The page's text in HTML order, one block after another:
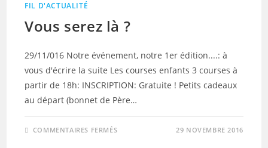
FIL D'ACTUALITÉ
Vous serez là ?
29/11/016 Notre événement, notre 1er édition....: à
vous d'écrire la suite Les courses enfants 3 courses à
partir de 18h: INSCRIPTION: Gratuite ! Petits cadeaux
au départ (bonnet de Père…
COMMENTAIRES FERMÉSSUR 29 NOVEMBRE 2016